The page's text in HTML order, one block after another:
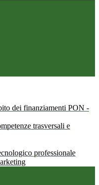
dei finanziamenti PON -
trasversali e
professionale